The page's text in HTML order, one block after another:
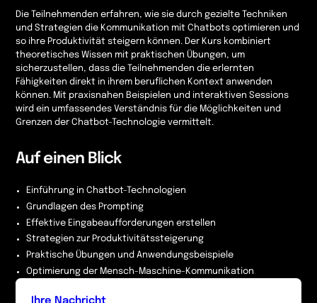
Die Teilnehmenden erfahren, wie sie durch gezielte Techniken
und Strategien die Kommunikation mit Chatbots optimieren und
so ihre Produktivität steigern können. Der Kurs kombiniert
theoretisches Wissen mit praktischen Übungen, um
sicherzustellen, dass die Teilnehmenden die erlernten
Fähigkeiten direkt in ihrem beruflichen Kontext anwenden
können. Mit praxisnahen Beispielen und interaktiven Sessions
wird ein umfassendes Verständnis für die Möglichkeiten und
Grenzen der Chatbot-Technologie vermittelt.
Auf einen Blick
Einführung in Chatbot-Technologien
Grundlagen des Prompting
Effektive Eingabeaufforderungen erstellen
Strategien zur Produktivitätssteigerung
Praktische Übungen und Anwendungsbeispiele
Optimierung der Mensch-Maschine-Kommunikation
Ihre Nachricht